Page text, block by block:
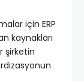
için ERP
kaynakları
şirketin